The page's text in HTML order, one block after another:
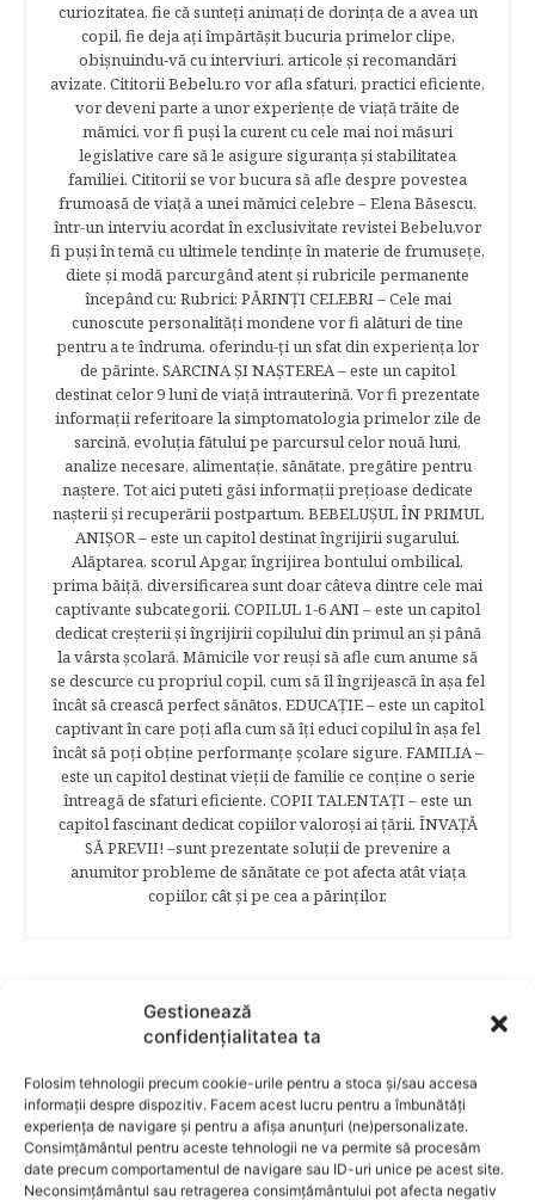
Gestionează
confidențialitatea ta
Folosim tehnologii precum cookie-urile pentru a stoca și/sau accesa
informații despre dispozitiv. Facem acest lucru pentru a îmbunătăți
experiența de navigare și pentru a afișa anunțuri (ne)personalizate.
Consimțământul pentru aceste tehnologii ne va permite să procesăm
date precum comportamentul de navigare sau ID-uri unice pe acest site.
Neconsimțământul sau retragerea consimțământului pot afecta negativ
curiozitatea, fie că sunteţi animaţi de dorinţa de a avea un
copil, fie deja aţi împărtăşit bucuria primelor clipe,
obişnuindu-vă cu interviuri, articole şi recomandări
avizate. Cititorii Bebelu.ro vor afla sfaturi, practici eficiente,
vor deveni parte a unor experienţe de viaţă trăite de
mămici, vor fi puşi la curent cu cele mai noi măsuri
legislative care să le asigure siguranţa şi stabilitatea
familiei. Cititorii se vor bucura să afle despre povestea
frumoasă de viață a unei mămici celebre – Elena Băsescu,
într-un interviu acordat în exclusivitate revistei Bebelu,vor
fi puşi în temă cu ultimele tendinţe în materie de frumuseţe,
diete şi modă parcurgând atent şi rubricile permanente
începând cu: Rubrici: PĂRINŢI CELEBRI – Cele mai
cunoscute personalităţi mondene vor fi alături de tine
pentru a te îndruma, oferindu-ţi un sfat din experienţa lor
de părinte. SARCINA ŞI NAŞTEREA – este un capitol
destinat celor 9 luni de viaţă intrauterină. Vor fi prezentate
informaţii referitoare la simptomatologia primelor zile de
sarcină, evoluţia fătului pe parcursul celor nouă luni,
analize necesare, alimentaţie, sănătate, pregătire pentru
naştere. Tot aici puteti găsi informaţii preţioase dedicate
naşterii şi recuperării postpartum. BEBELUŞUL ÎN PRIMUL
ANIŞOR – este un capitol destinat îngrijirii sugarului.
Alăptarea, scorul Apgar, îngrijirea bontului ombilical,
prima băiţă, diversificarea sunt doar câteva dintre cele mai
captivante subcategorii. COPILUL 1-6 ANI – este un capitol
dedicat creşterii şi îngrijirii copilului din primul an şi până
la vârsta şcolară. Mămicile vor reuşi să afle cum anume să
se descurce cu propriul copil, cum să îl îngrijească în aşa fel
încât să crească perfect sănătos. EDUCAŢIE – este un capitol
captivant în care poţi afla cum să îţi educi copilul în aşa fel
încât să poţi obţine performanţe şcolare sigure. FAMILIA –
este un capitol destinat vieţii de familie ce conţine o serie
întreagă de sfaturi eficiente. COPII TALENTAŢI – este un
capitol fascinant dedicat copiilor valoroși ai țării. ÎNVAŢĂ
SĂ PREVII! –sunt prezentate soluţii de prevenire a
anumitor probleme de sănătate ce pot afecta atât viaţa
copiilor, cât şi pe cea a părinţilor.
RELATED POSTS